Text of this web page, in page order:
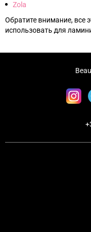
Zola
Обратите внимание, все
использовать для